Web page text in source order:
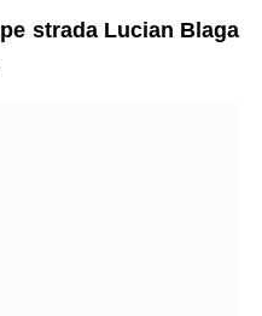
strada Lucian Blaga